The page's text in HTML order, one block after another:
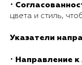
•
цвета и стиль,
Указатели
• Направление к